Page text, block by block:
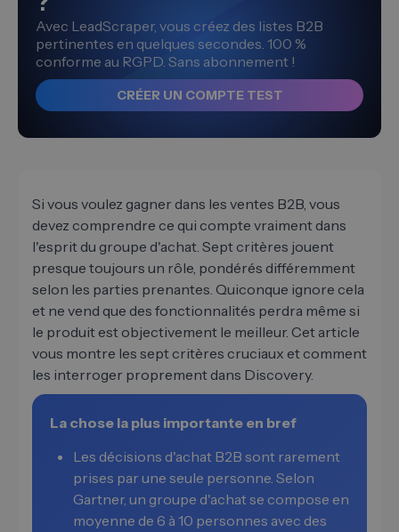
Avec LeadScraper, vous créez des listes B2B
pertinentes en quelques secondes. 100 %
conforme au RGPD. Sans abonnement !
CRÉER UN COMPTE TEST
Si vous voulez gagner dans les ventes B2B, vous
devez comprendre ce qui compte vraiment dans
l'esprit du groupe d'achat. Sept critères jouent
presque toujours un rôle, pondérés différemment
selon les parties prenantes. Quiconque ignore cela
et ne vend que des fonctionnalités perdra même si
le produit est objectivement le meilleur. Cet article
vous montre les sept critères cruciaux et comment
les interroger proprement dans Discovery.
La chose la plus importante en bref
Les décisions d'achat B2B sont rarement
prises par une seule personne. Selon
Gartner, un groupe d'achat se compose en
moyenne de 6 à 10 personnes avec des